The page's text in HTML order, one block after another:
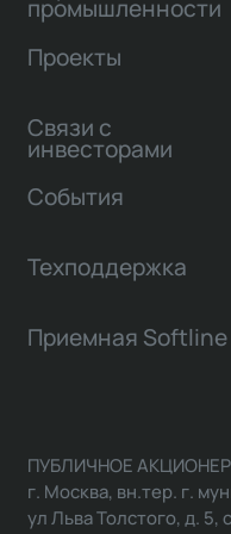
промышленности
Проекты
Связи с
инвесторами
События
Техподдержка
Приемная Softline
ПУБЛИЧНОЕ
г. Москва, вн.тер. г.
ул Льва Толстого, д. 5,